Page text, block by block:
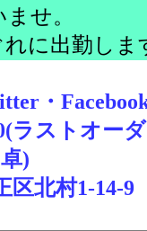
せ。
に出勤しま
・
ラストオーダ
)
北村1-14-9